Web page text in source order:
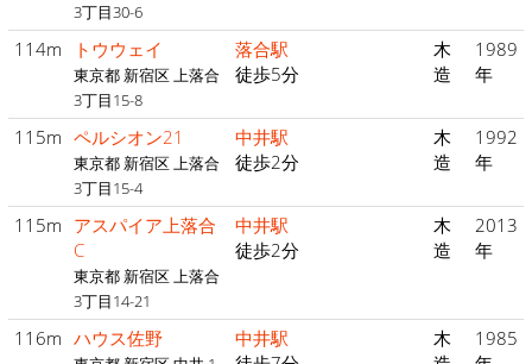
3丁目30-6
114m トウウェイ
東京都 新宿区 上落合
3丁目15-8
落合駅
徒歩5分
木
造
1989
年
115m ペルシオン21
東京都 新宿区 上落合
3丁目15-4
中井駅
徒歩2分
木
造
1992
年
115m アスパイア上落合
C
東京都 新宿区 上落合
3丁目14-21
中井駅
徒歩2分
木
造
2013
年
116m ハウス佐野
中井駅
木
1985